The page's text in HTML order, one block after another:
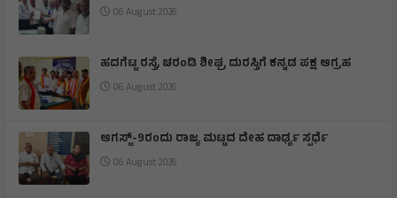
06 August 2026
ಹದಗೆಟ್ಟ ರಸ್ತೆ, ಚರಂಡಿ ಶೀಘ್ರ ದುರಸ್ತಿಗೆ ಕನ್ನಡ ಪಕ್ಷ ಆಗ್ರಹ
06 August 2026
ಆಗಸ್ಟ್-9ರಂದು ರಾಜ್ಯ ಮಟ್ಟದ ದೇಹ ದಾರ್ಢ್ಯ ಸ್ಪರ್ಧೆ
06 August 2026